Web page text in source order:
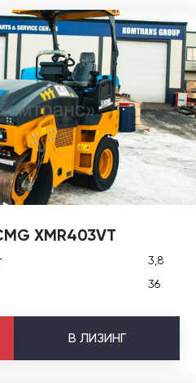
XMR403VT
3,8
36
В ЛИЗИНГ